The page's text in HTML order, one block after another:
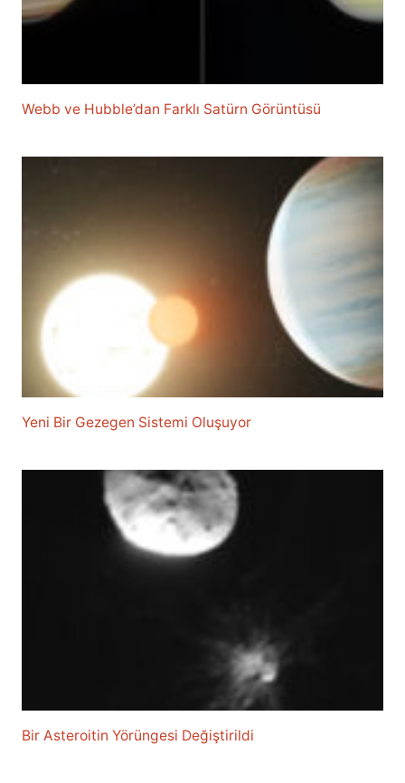
Webb ve Hubble’dan Farklı Satürn Görüntüsü
Yeni Bir Gezegen Sistemi Oluşuyor
Bir Asteroitin Yörüngesi Değiştirildi